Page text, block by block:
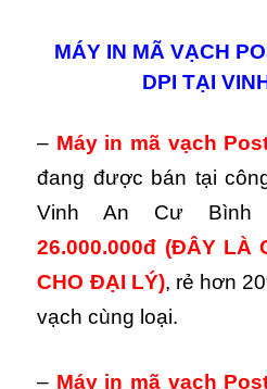
MÁY IN MÃ VẠCH
DPI TẠI
– Máy in mã vạch
đang được bán tại
Vinh An Cư Bình
26.000.000đ (ĐÂY LÀ
CHO ĐẠI LÝ), rẻ hơn
vạch cùng loại.
– Máy in mã vạch